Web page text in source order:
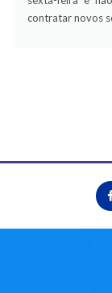
contratar novos